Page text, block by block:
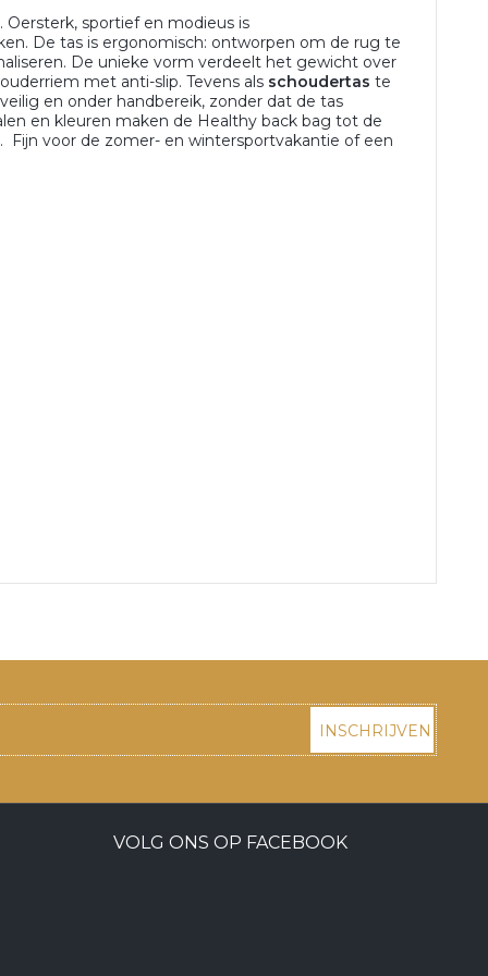
. Oersterk, sportief en modieus is
De tas is ergonomisch: ontworpen om de rug te
De unieke vorm verdeelt het gewicht over
met anti-slip. Tevens als schoudertas te
en onder handbereik, zonder dat de tas
en kleuren maken de Healthy back bag tot de
voor de zomer- en wintersportvakantie of een
INSCHRIJVEN
VOLG ONS OP FACEBOOK